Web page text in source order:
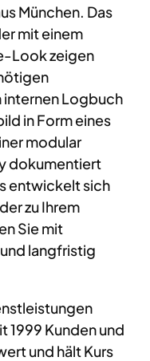
München. Das
mit einem
Look zeigen
Logbuch
in Form eines
modular
dokumentiert
entwickelt sich
zu Ihrem
Sie mit
langfristig
1999 Kunden und
und hält Kurs